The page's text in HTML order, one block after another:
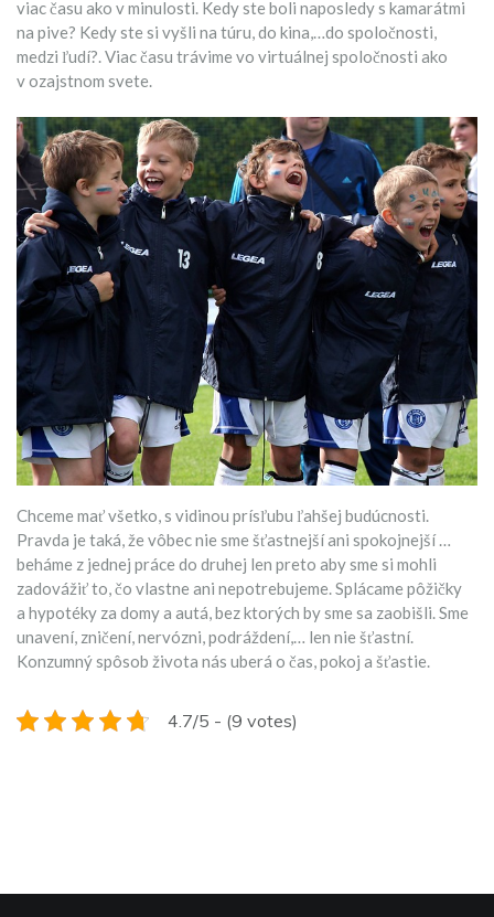
viac času ako v minulosti. Kedy ste boli naposledy s kamarátmi
na pive? Kedy ste si vyšli na túru, do kina,…do spoločnosti,
medzi ľudí?. Viac času trávime vo virtuálnej spoločnosti ako
v ozajstnom svete.
Chceme mať všetko, s vidinou prísľubu ľahšej budúcnosti.
Pravda je taká, že vôbec nie sme šťastnejší ani spokojnejší …
beháme z jednej práce do druhej len preto aby sme si mohli
zadovážiť to, čo vlastne ani nepotrebujeme. Splácame pôžičky
a hypotéky za domy a autá, bez ktorých by sme sa zaobišli. Sme
unavení, zničení, nervózni, podráždení,… len nie šťastní.
Konzumný spôsob života nás uberá o čas, pokoj a šťastie.
4.7/5 - (9 votes)